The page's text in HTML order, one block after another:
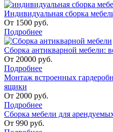
Индивидуальная сборка
От 1500 руб.
Подробнее
Сборка антикварной мебели:
От 20000 руб.
Подробнее
Монтаж встроенных
ящики
От 2000 руб.
Подробнее
Сборка мебели для
От 990 руб.